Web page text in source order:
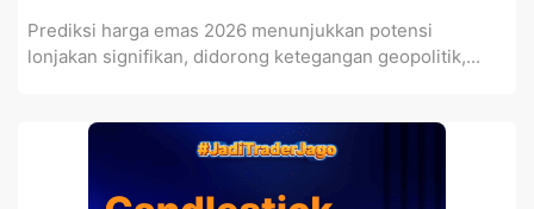
Prediksi harga emas 2026 menunjukkan potensi
lonjakan signifikan, didorong ketegangan geopolitik,...